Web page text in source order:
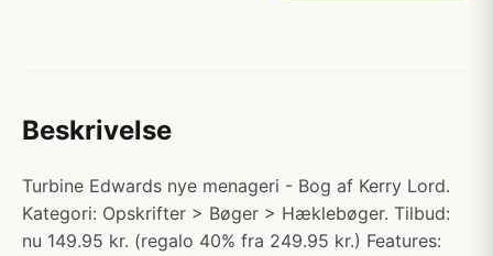
Beskrivelse
Turbine Edwards nye menageri - Bog af Kerry Lord.
Kategori: Opskrifter > Bøger > Hæklebøger. Tilbud:
nu 149.95 kr. (regalo 40% fra 249.95 kr.) Features: